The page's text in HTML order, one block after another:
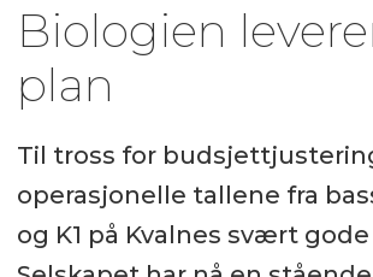
Biologien
plan
Til tross for
operasjonelle tallene fra
og K1 på Kvalnes svært